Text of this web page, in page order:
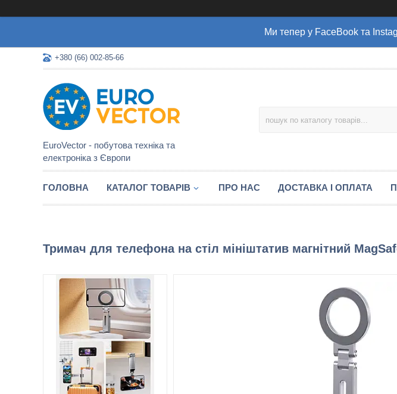
Ми тепер у FaceBook та
+380 (66) 002-85-66
EuroVector - побутова техніка та
електроніка з Європи
ГОЛОВНА КАТАЛОГ ТОВАРІВ ПРО НАС ДОСТАВКА І ОПЛАТА
Тримач для телефона на стіл мініштатив магнітний